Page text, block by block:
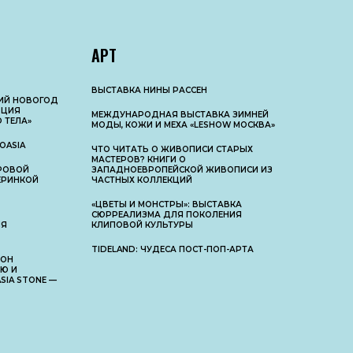
НОВОГОД
ОН
И
STONE —
АРТ
ВЫСТАВКА НИНЫ РАССЕН
МЕЖДУНАРОДНАЯ ВЫСТАВКА ЗИМНЕЙ
МОДЫ, КОЖИ И МЕХА «LESHOW МОСКВА»
ЧТО ЧИТАТЬ О ЖИВОПИСИ СТАРЫХ
МАСТЕРОВ? КНИГИ О
ЗАПАДНОЕВРОПЕЙСКОЙ ЖИВОПИСИ ИЗ
ЧАСТНЫХ КОЛЛЕКЦИЙ
«ЦВЕТЫ И МОНСТРЫ»: ВЫСТАВКА
СЮРРЕАЛИЗМА ДЛЯ ПОКОЛЕНИЯ
КЛИПОВОЙ КУЛЬТУРЫ
TIDELAND: ЧУДЕСА ПОСТ-ПОП-АРТА